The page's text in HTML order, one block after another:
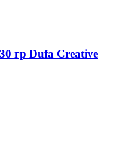
гр Dufa Creative